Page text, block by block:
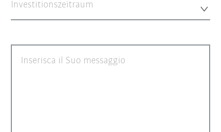
Investitionszeitraum
Inserisca il Suo messaggio